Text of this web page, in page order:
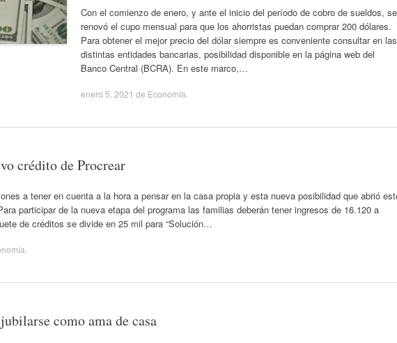
Con el comienzo de enero, y ante el inicio del período de cobro de sueldos, se
renovó el cupo mensual para que los ahorristas puedan comprar 200 dólares.
Para obtener el mejor precio del dólar siempre es conveniente consultar en las
distintas entidades bancarias, posibilidad disponible en la página web del
Banco Central (BCRA). En este marco,…
enero 5, 2021 de Economía
crédito de Procrear
a tener en cuenta a la hora a pensar en la casa propia y esta nueva posibilidad que abrió
participar de la nueva etapa del programa las familias deberán tener ingresos de 16.120 a
de créditos se divide en 25 mil para “Solución…
como ama de casa